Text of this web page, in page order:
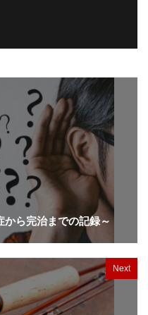
から完治までの記録～
Next